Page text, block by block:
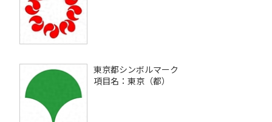
東京都シンボルマーク
項目名：東京（都）